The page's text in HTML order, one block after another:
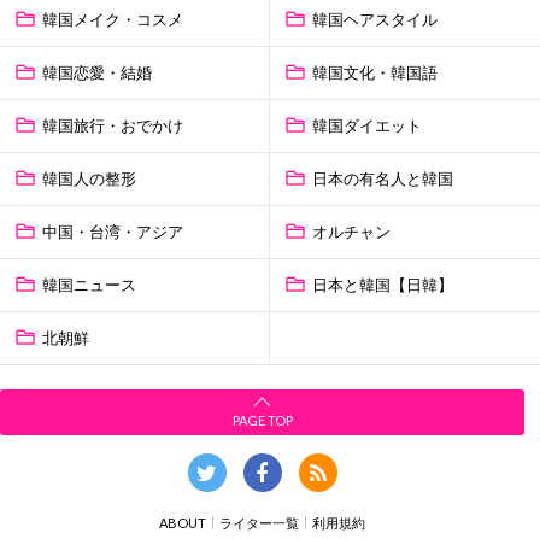
韓国メイク・コスメ 韓国ヘアスタイル
韓国恋愛・結婚 韓国文化・韓国語
韓国旅行・おでかけ 韓国ダイエット
韓国人の整形 日本の有名人と韓国
中国・台湾・アジア オルチャン
韓国ニュース 日本と韓国【日韓】
北朝鮮
PAGE TOP
ABOUT ライター一覧 利用規約